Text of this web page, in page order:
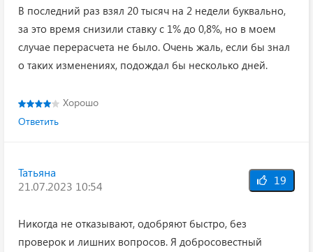
В последний раз взял 20 тысяч на 2 недели буквально,
за это время снизили ставку с 1% до 0,8%, но в моем
случае перерасчета не было. Очень жаль, если бы знал
о таких изменениях, подождал бы несколько дней.
Хорошо
Ответить
Татьяна
21.07.2023 10:54
19
Никогда не отказывают, одобряют быстро, без
проверок и лишних вопросов. Я добросовестный